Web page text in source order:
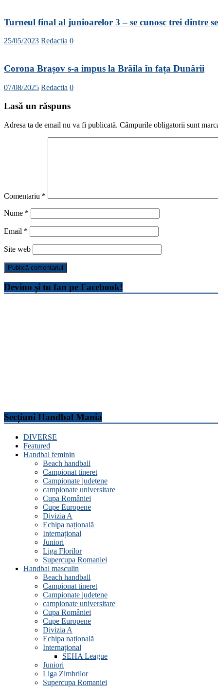
Turneul final al junioarelor 3 – se cunosc trei dintre
25/05/2023 Redactia 0
Corona Brașov s-a impus la Brăila în fața Dunării
07/08/2025 Redactia 0
Lasă un răspuns
Adresa ta de email nu va fi publicată. Câmpurile obligatorii sunt
Comentariu *
Nume *
Email *
Site web
Devino și tu fan pe Facebook!
Secțiuni Handbal Mania
DIVERSE
Featured
Handbal feminin
Beach handball
Campionat tineret
Campionate județene
campionate universitare
Cupa României
Cupe Europene
Divizia A
Echipa națională
Internațional
Juniori
Liga Florilor
Supercupa Romaniei
Handbal masculin
Beach handball
Campionat tineret
Campionate județene
campionate universitare
Cupa României
Cupe Europene
Divizia A
Echipa națională
Internațional
SEHA League
Juniori
Liga Zimbrilor
Supercupa Romaniei